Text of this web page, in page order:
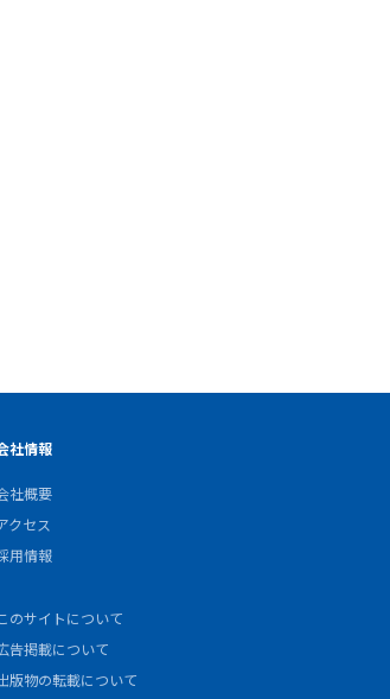
社情報
社概要
クセス
用情報
のサイトについて
告掲載について
版物の転載について